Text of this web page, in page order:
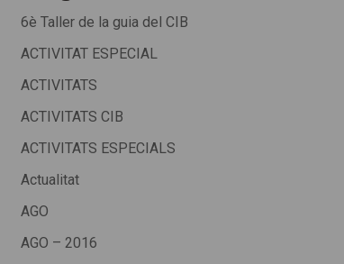
6è Taller de la guia del CIB
ACTIVITAT ESPECIAL
ACTIVITATS
ACTIVITATS CIB
ACTIVITATS ESPECIALS
Actualitat
AGO
AGO – 2016